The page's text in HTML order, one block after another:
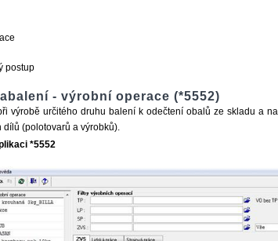
postup
- výrobní operace (*5552)
výrobě určitého druhu balení k odečtení obalů ze skladu a
dílů (polotovarů a výrobků).
*5552